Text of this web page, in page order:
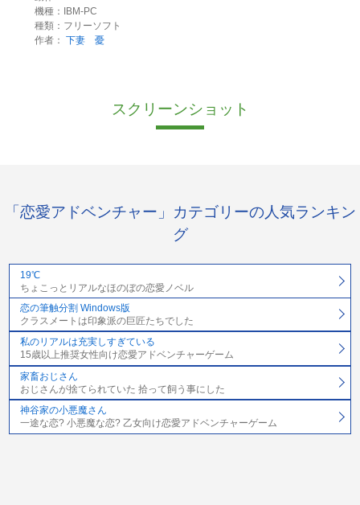
機種：IBM-PC
種類：フリーソフト
作者： 下妻 憂
スクリーンショット
「恋愛アドベンチャー」カテゴリーの人気ランキン
グ
19℃
ちょこっとリアルなほのぼの恋愛ノベル
恋の筆触分割 Windows版
クラスメートは印象派の巨匠たちでした
私のリアルは充実しすぎている
15歳以上推奨女性向け恋愛アドベンチャーゲーム
家畜おじさん
おじさんが捨てられていた 拾って飼う事にした
神谷家の小悪魔さん
一途な恋? 小悪魔な恋? 乙女向け恋愛アドベンチャーゲーム